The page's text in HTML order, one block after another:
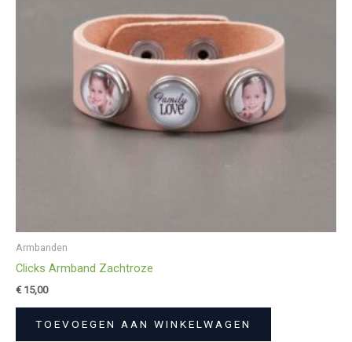
Armbanden
Clicks Armband Zachtroze
€15,00
TOEVOEGEN AAN WINKELWAGEN